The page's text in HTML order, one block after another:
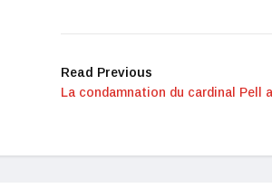
Read Previous
La condamnation du cardinal Pell